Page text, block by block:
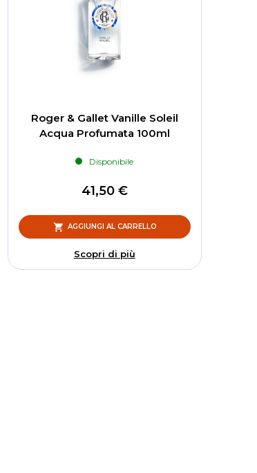
Roger & Gallet Vanille Soleil
Acqua Profumata 100ml
Disponibile
41,50 €
AGGIUNGI AL CARRELLO
Scopri di più